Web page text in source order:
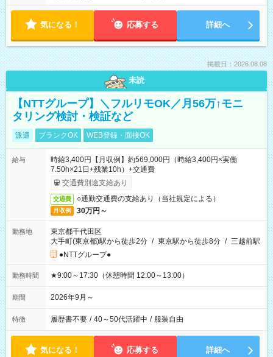
気になる！ 応募する 詳細へ
掲載日：2026.08.08
未読
【NTTグループ】＼フルリモOK／月56万↑モニ
タリング検討・検証など
派遣 ブランクOK WEB登録・面接OK
給与
時給3,400円【月収例】約569,000円（時給3,400円×実働
7.50h×21日+残業10h）+交通費
交通費別途支給あり
交通費 ○通勤交通費の支給あり（当社規定による）
月収例 30万円～
勤務地
東京都千代田区
大手町(東京都)駅から徒歩2分 / 東京駅から徒歩8分 / 三越前駅
●NTTグループ●
勤務時間 ★9:00～17:30（休憩時間 12:00～13:00）
期間 2026年9月～
特徴 履歴書不要 / 40～50代活躍中 / 服装自由
気になる！ 応募する 詳細へ